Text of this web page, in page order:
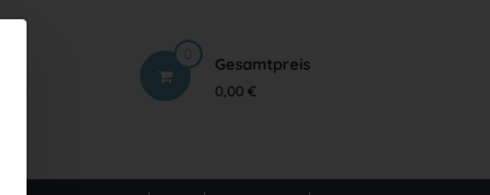
0
Gesamtpreis
0,00 €